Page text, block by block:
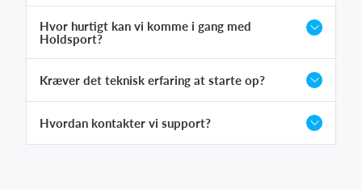
Hvor hurtigt kan vi komme i gang med
Holdsport?
Kræver det teknisk erfaring at starte op?
Hvordan kontakter vi support?